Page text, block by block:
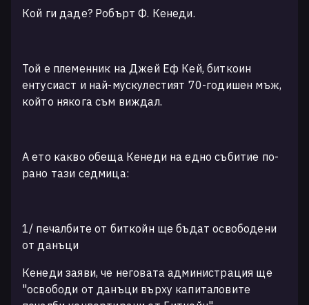
Кой ги даде? Робърт Ф. Кенеди.
Той е племенник на Джей Еф Кей, биткоин
ентусиаст и най-мускулестият 70-годишен мъж,
който някога съм виждал.
А ето какво обеща Кенеди на едно събитие по-
рано тази седмица:
1/ печалбите от биткойн ще бъдат освободени
от данъци
Кенеди заяви, че неговата администрация ще
"освободи от данъци върху капиталовите